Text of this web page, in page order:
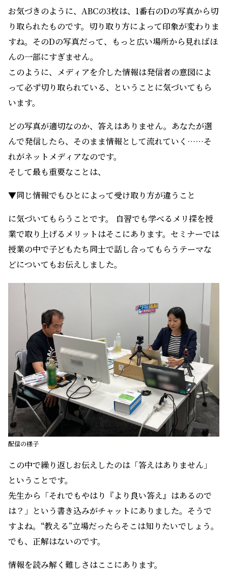
お気づきのように、ABCの3枚は、1番右のDの写真から切
り取られたものです。切り取り方によって印象が変わりま
すね。そのDの写真だって、もっと広い場所から見ればほ
んの一部にすぎません。
このように、メディアを介した情報は発信者の意図によ
って必ず切り取られている、ということに気づいてもら
います。
どの写真が適切なのか、答えはありません。あなたが選
んで発信したら、そのまま情報として流れていく……そ
れがネットメディアなのです。
そして最も重要なことは、
▼同じ情報でもひとによって受け取り方が違うこと
に気づいてもらうことです。 自習でも学べるメリ探を授
業で取り上げるメリットはそこにあります。セミナーでは
授業の中で子どもたち同士で話し合ってもらうテーマな
どについてもお伝えしました。
配信の様子
この中で繰り返しお伝えしたのは「答えはありません」
ということです。
先生から「それでもやはり『より良い答え』はあるので
は？」という書き込みがチャットにありました。そうで
すよね。“教える”立場だったらそこは知りたいでしょう。
でも、正解はないのです。
情報を読み解く難しさはここにあります。